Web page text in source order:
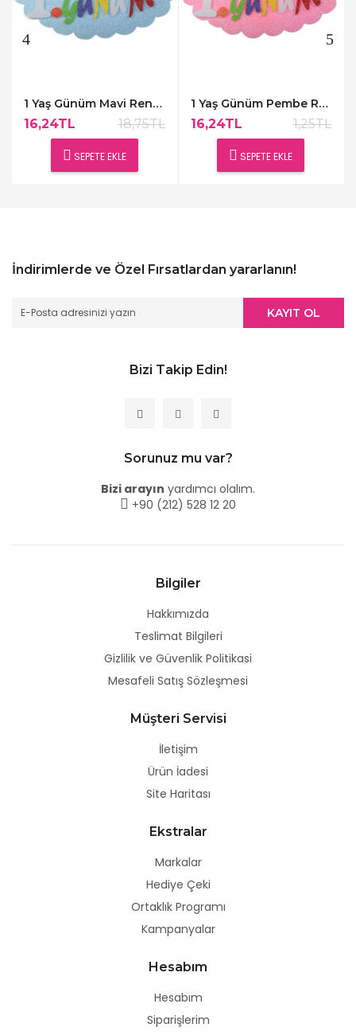
1 Yaş Günüm Mavi Renk Kapı Süsü,48x30cm
16,24TL 18,75TL
SEPETE EKLE
1 Yaş Günüm Pembe Renk Kapı Süsü,48x30cm
16,24TL 1,25TL
SEPETE EKLE
İndirimlerde ve Özel Fırsatlardan yararlanın!
KAYIT OL
Bizi Takip Edin!
Sorunuz mu var?
Bizi arayın yardımcı olalım.
+90 (212) 528 12 20
Bilgiler
Hakkımızda
Teslimat Bilgileri
Gizlilik ve Güvenlik Politikasi
Mesafeli Satış Sözleşmesi
Müşteri Servisi
İletişim
Ürün İadesi
Site Haritası
Ekstralar
Markalar
Hediye Çeki
Ortaklık Programı
Kampanyalar
Hesabım
Hesabım
Siparişlerim